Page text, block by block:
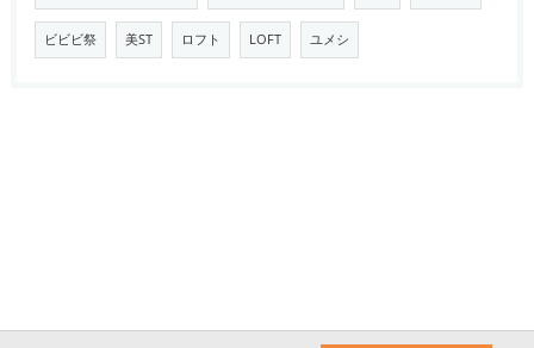
ビビビ祭 美ST ロフト LOFT ユメシ